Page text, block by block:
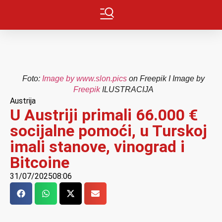
Foto: Image by www.slon.pics on Freepik I Image by
FreepikILUSTRACIJA
Austrija
U Austriji primali 66.000 €
socijalne pomoći, u Turskoj
imali stanove, vinograd i
Bitcoine
31/07/202508:06